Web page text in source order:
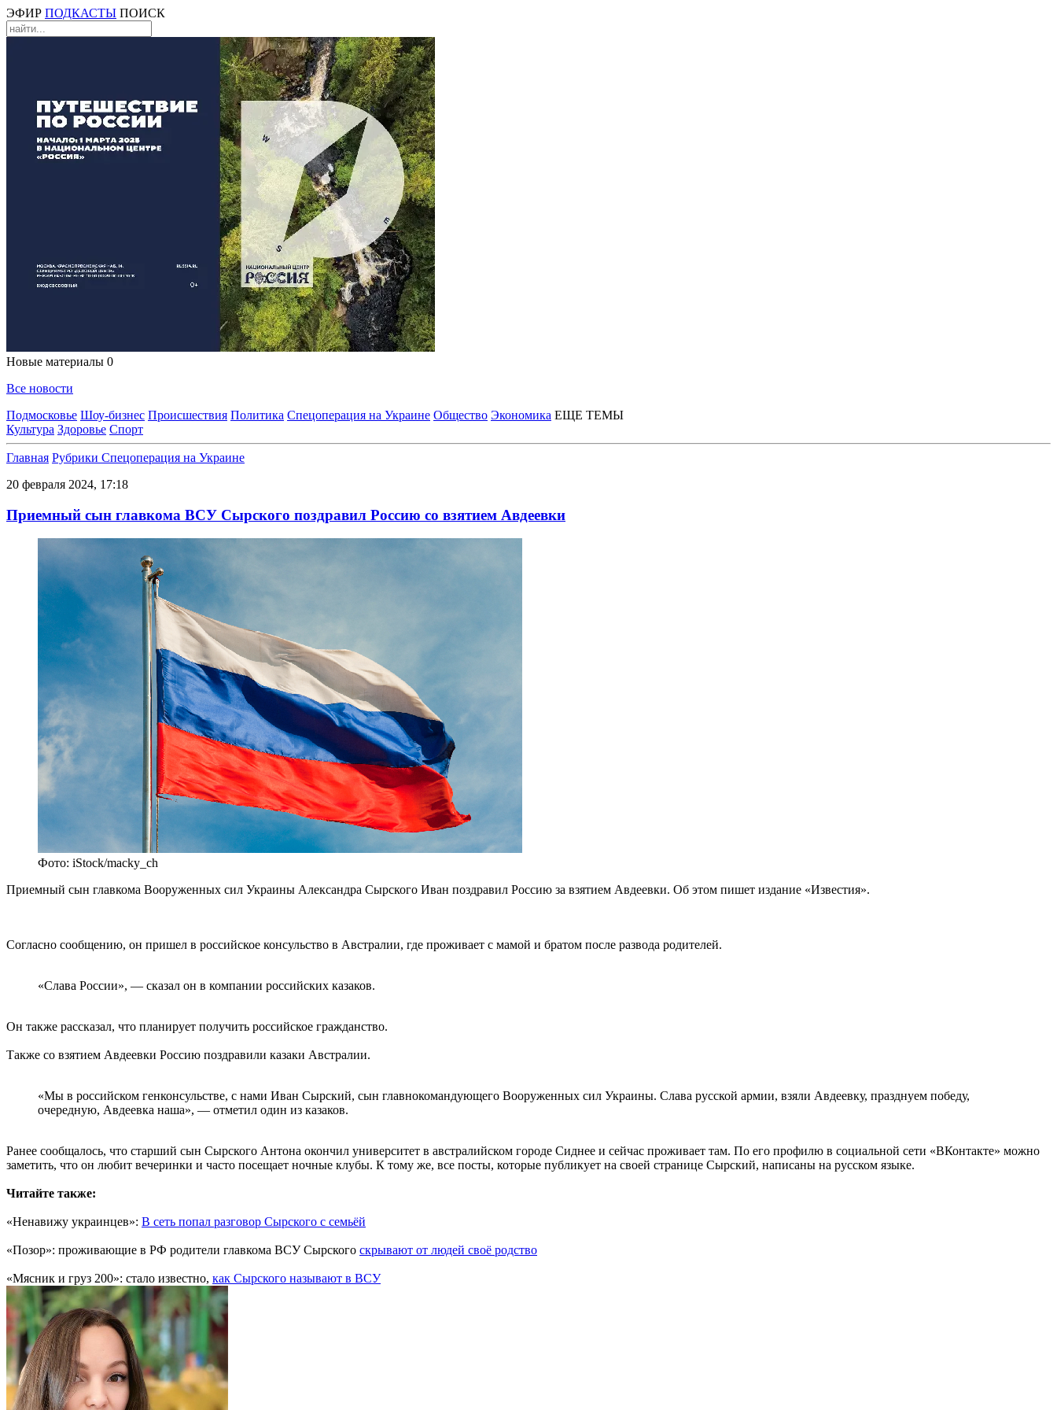
ЭФИР ПОДКАСТЫ ПОИСК
Новые материалы 0
Все новости
Подмосковье Шоу-бизнес Происшествия Политика Спецоперация на Украине Общество Экономика ЕЩЕ ТЕМЫ
Культура Здоровье Спорт
Главная Рубрики Спецоперация на Украине
20 февраля 2024, 17:18
Приемный сын главкома ВСУ Сырского поздравил Россию со взятием Авдеевки
Фото: iStock/macky_ch
Приемный сын главкома Вооруженных сил Украины Александра Сырского Иван поздравил Россию за взятием Авдеевки. Об этом пишет издание «Известия».
Согласно сообщению, он пришел в российское консульство в Австралии, где проживает с мамой и братом после развода родителей.
«Слава России», — сказал он в компании российских казаков.
Он также рассказал, что планирует получить российское гражданство.
Также со взятием Авдеевки Россию поздравили казаки Австралии.
«Мы в российском генконсульстве, с нами Иван Сырский, сын главнокомандующего Вооруженных сил Украины. Слава русской армии, взяли Авдеевку, празднуем победу,
очередную, Авдеевка наша», — отметил один из казаков.
Ранее сообщалось, что старший сын Сырского Антона окончил университет в австралийском городе Сиднее и сейчас проживает там. По его профилю в социальной сети «ВКонтакте» можно
заметить, что он любит вечеринки и часто посещает ночные клубы. К тому же, все посты, которые публикует на своей странице Сырский, написаны на русском языке.
Читайте также:
«Ненавижу украинцев»: В сеть попал разговор Сырского с семьёй
«Позор»: проживающие в РФ родители главкома ВСУ Сырского скрывают от людей своё родство
«Мясник и груз 200»: стало известно, как Сырского называют в ВСУ